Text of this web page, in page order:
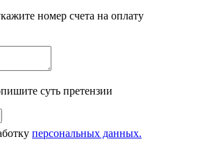
номер счета на оплату
суть претензии
персональных данных.